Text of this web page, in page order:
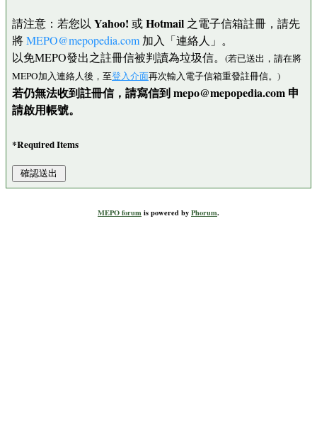
請注意：若您以 Yahoo! 或Hotmail 之電子信箱註冊，請先
將MEPO@mepopedia.com 加入「連絡人」。
以免MEPO發出之註冊信被判讀為垃圾信。 (若已送出，請在將
MEPO加入連絡人後，至登入介面再次輸入電子信箱重發註冊信。)
若仍無法收到註冊信，請寫信到 mepo@mepopedia.com 申
請啟用帳號。
*Required Items
MEPO forumis powered byPhorum.